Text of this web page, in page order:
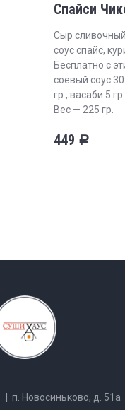
Спайси
Сыр
соус спайс,
Бесплатно с
соевый соус
гр., васаби 5 гр.
Вес — 225 гр.
449 Р
| п. Новосиньково, д. 51а